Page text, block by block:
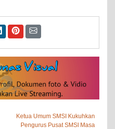
Ketua Umum SMSI Kukuhkan
Pengurus Pusat SMSI Masa